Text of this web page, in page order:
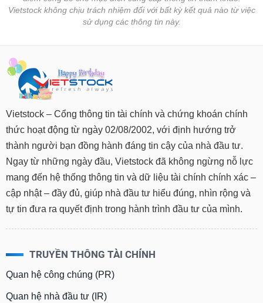
Vietstock không chịu trách nhiệm đối với bất kỳ kết quả nào từ việc
sử dụng các thông tin này.
Vietstock – Cổng thông tin tài chính và chứng khoán chính
thức hoạt động từ ngày 02/08/2002, với định hướng trở
thành người bạn đồng hành đáng tin cậy của nhà đầu tư.
Ngay từ những ngày đầu, Vietstock đã không ngừng nỗ lực
mang đến hệ thống thông tin và dữ liệu tài chính chính xác –
cập nhật – đầy đủ, giúp nhà đầu tư hiểu đúng, nhìn rộng và
tự tin đưa ra quyết định trong hành trình đầu tư của mình.
TRUYỀN THÔNG TÀI CHÍNH
Quan hệ công chúng (PR)
Quan hệ nhà đầu tư (IR)
chính